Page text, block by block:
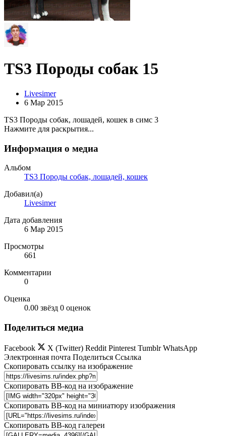
TS3 Породы собак 15
Livesimer
6 Мар 2015
TS3 Породы собак, лошадей, кошек в симс 3
Нажмите для раскрытия...
Информация о медиа
Альбом
TS3 Породы собак, лошадей, кошек
Добавил(а)
Livesimer
Дата добавления
6 Мар 2015
Просмотры
661
Комментарии
0
Оценка
0.00 звёзд 0 оценок
Поделиться медиа
Facebook X (Twitter) Reddit Pinterest Tumblr WhatsApp
Электронная почта Поделиться Ссылка
Скопировать ссылку на изображение
Скопировать BB-код на изображение
Скопировать BB-код на миниатюру изображения
Скопировать BB-код галереи